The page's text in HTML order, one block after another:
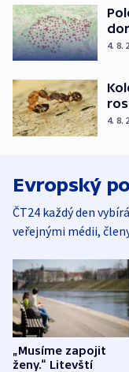
4. 8.
4. 8.
Evropský
ČT24 každý den
veřejnými médii,
„Musíme zapojit
ženy.“ Litevští